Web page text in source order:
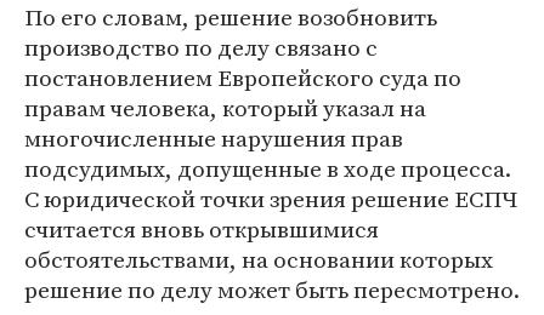
По его словам, решение возобновить
производство по делу связано с
постановлением Европейского суда по
правам человека, который указал на
многочисленные нарушения прав
подсудимых, допущенные в ходе процесса.
С юридической точки зрения решение ЕСПЧ
считается вновь открывшимися
обстоятельствами, на основании которых
решение по делу может быть пересмотрено.